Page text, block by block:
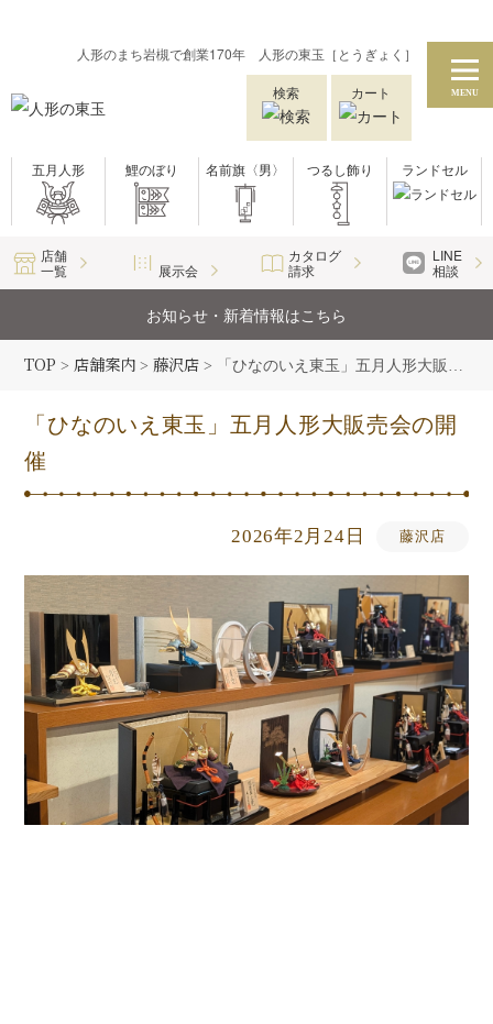
人形のまち岩槻で創業170年 人形の東玉［とうぎょく］
検索 カート MENU
五月人形 鯉のぼり 名前旗〈男〉 つるし飾り ランドセル
店舗
一覧
展示会
カタログ
請求
LINE
相談
お知らせ・新着情報はこちら
TOP > 店舗案内 >藤沢店 > 「ひなのいえ東玉」五月人形大販売会の開催
「ひなのいえ東玉」五月人形大販売会の開
催
2026年2月24日 藤沢店